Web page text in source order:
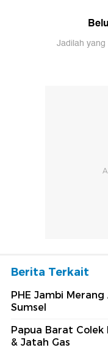
Jadilah
Berita Terkait
PHE Jambi
Sumsel
Papua Barat Colek
& Jatah Gas